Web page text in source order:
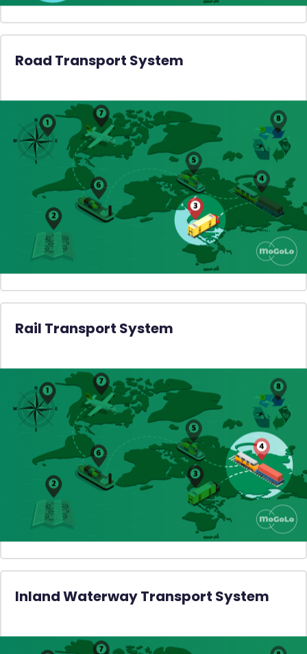
Road Transport System
Rail Transport System
Inland Waterway Transport System